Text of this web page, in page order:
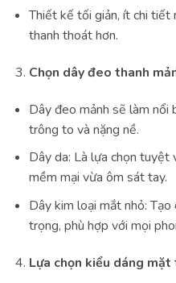
Thiết kế tối giản, ít chi tiết
thanh thoát hơn.
Chọn dây đeo thanh
Dây đeo mảnh sẽ làm nổi
trông to và nặng nề.
Dây da: Là lựa chọn tuyệt
mềm mại vừa ôm sát tay.
Dây kim loại mắt nhỏ:
trọng, phù hợp với mọi
Lựa chọn kiểu dáng